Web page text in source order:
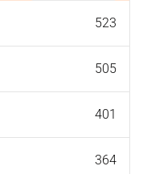
523
505
401
364